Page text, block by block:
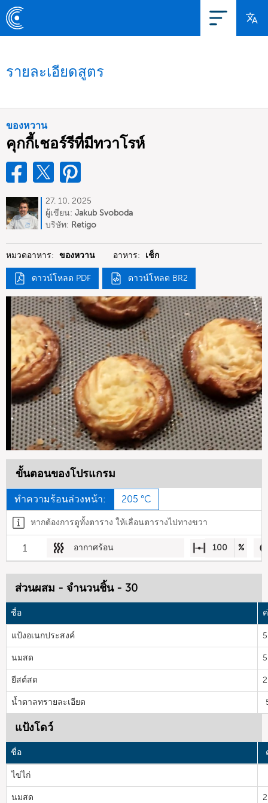
รายละเอียดสูตร
ของหวาน
คุกกี้เชอร์รีที่มีทวาโรห์
27. 10. 2025
ผู้เขียน: Jakub Svoboda
บริษัท: Retigo
หมวดอาหาร: ของหวาน อาหาร: เช็ก
ดาวน์โหลด PDF ดาวน์โหลด BR2
ขั้นตอนของโปรแกรม
ทำความร้อนล่วงหน้า: 205 °C
หากต้องการดูทั้งตาราง ให้เลื่อนตารางไปทางขวา
1 อากาศร้อน 100 %
ส่วนผสม - จำนวนชิ้น - 30
ชื่อ
แป้งอเนกประสงค์
นมสด
ยีสต์สด
น้ำตาลทรายละเอียด
แป้งโดว์
ชื่อ
ไข่ไก่
นมสด